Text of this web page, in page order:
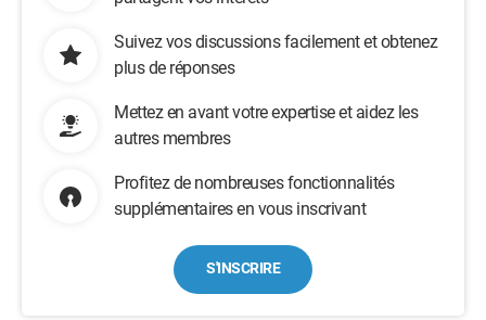
Suivez vos discussions facilement et obtenez
plus de réponses
Mettez en avant votre expertise et aidez les
autres membres
Profitez de nombreuses fonctionnalités
supplémentaires en vous inscrivant
S'INSCRIRE